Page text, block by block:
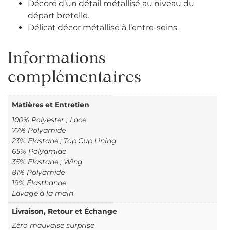
Décoré d’un détail métallisé au niveau du
départ bretelle.
Délicat décor métallisé à l’entre-seins.
Informations
complémentaires
Matières et Entretien
100% Polyester ; Lace
77% Polyamide
23% Elastane ; Top Cup Lining
65% Polyamide
35% Elastane ; Wing
81% Polyamide
19% Élasthanne
Lavage à la main
Livraison, Retour et Échange
Zéro mauvaise surprise